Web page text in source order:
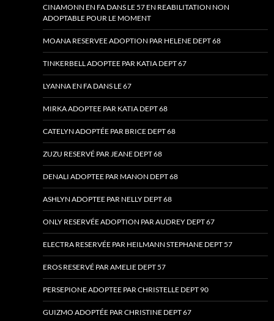
CINAMONN EN FA DANS LE 57 EN REABILITATION NON
ADOPTABLE POUR LE MOMENT
MOANA RESERVEE ADOPTION PAR HELENE DEPT 68
TINKERBELL ADOPTEE PAR KATIA DEPT 67
LYANNA EN FA DANS LE 67
MIRKA ADOPTEE PAR KATIA DEPT 68
CATELYN ADOPTÉE PAR BRICE DEPT 68
ZUZU RESERVÉ PAR JEANE DEPT 68
DENALI ADOPTEE PAR MANON DEPT 68
ASHLYN ADOPTEE PAR NELLY DEPT 68
ONLY RESERVÉE ADOPTION PAR AUDREY DEPT 67
ELECTRA RESERVÉE PAR HEILMANN STEPHANE DEPT 57
EROS RESERVÉ PAR AMELIE DEPT 57
PERSEPIONE ADOPTEE PAR CHRISTELLE DEPT 90
GUIZMO ADOPTÉE PAR CHRISTINE DEPT 67